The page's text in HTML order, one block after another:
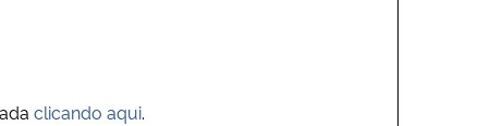
clicando aqui.